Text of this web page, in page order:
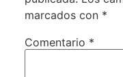
marcados con *
Comentario *